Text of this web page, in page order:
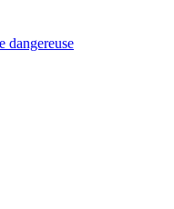
dangereuse